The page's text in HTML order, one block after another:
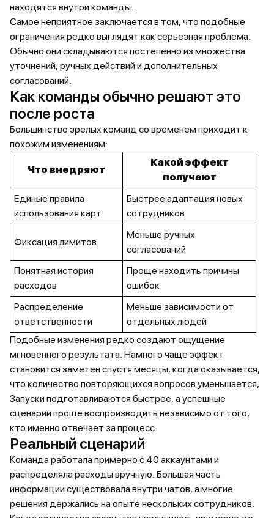
находятся внутри команды.
Самое неприятное заключается в том, что подобные
ограничения редко выглядят как серьезная проблема.
Обычно они складываются постепенно из множества
уточнений, ручных действий и дополнительных
согласований.
Как команды обычно решают это
после роста
Большинство зрелых команд со временем приходит к
похожим изменениям:
Что внедряют
Какой эффект
получают
Единые правила
использования карт
Быстрее адаптация новых
сотрудников
Фиксация лимитов
Меньше ручных
согласований
Понятная история
расходов
Проще находить причины
ошибок
Распределение
ответственности
Меньше зависимости от
отдельных людей
Подобные изменения редко создают ощущение
мгновенного результата. Намного чаще эффект
становится заметен спустя месяцы, когда оказывается,
что количество повторяющихся вопросов уменьшается,
Запуски подготавливаются быстрее, а успешные
сценарии проще воспроизводить независимо от того,
кто именно отвечает за процесс.
Реальный сценарий
Команда работала примерно с 40 аккаунтами и
распределяла расходы вручную. Большая часть
информации существовала внутри чатов, а многие
решения держались на опыте нескольких сотрудников.